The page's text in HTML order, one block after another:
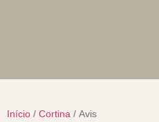
Início / Cortina / Avis